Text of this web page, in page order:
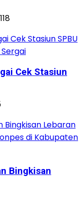
118
Cek Stasiun
Bingkisan